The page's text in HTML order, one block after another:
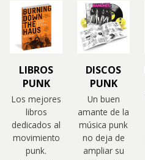
LIBROS
PUNK
Los mejores
libros
dedicados al
movimiento
punk.
DISCOS
PUNK
Un buen
amante de la
música punk
no deja de
ampliar su